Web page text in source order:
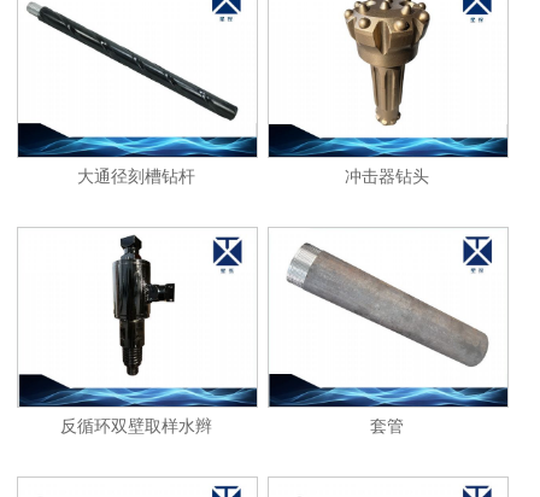
大通径刻槽钻杆 冲击器钻头
反循环双壁取样水辫 套管